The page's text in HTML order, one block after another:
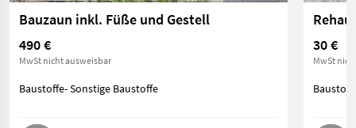
Bauzaun inkl. Füße und Gestell
490 €
MwSt nicht ausweisbar
Baustoffe- Sonstige Baustoffe
30 €
MwSt